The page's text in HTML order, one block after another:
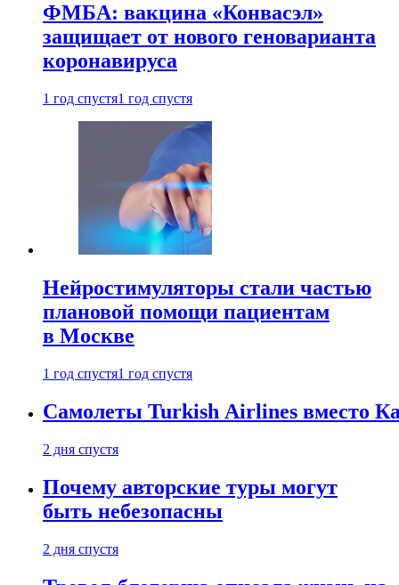
ФМБА: вакцина «Конвасэл»
защищает от нового геноварианта
коронавируса
1 год спустя1 год спустя
Нейростимуляторы стали частью
плановой помощи пациентам
в Москве
1 год спустя1 год спустя
Самолеты Turkish Airlines вместо
2 дня спустя
Почему авторские туры могут
быть небезопасны
2 дня спустя